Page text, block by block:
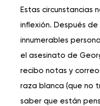
Estas circunstancias
inflexión. Después
innumerables
el asesinato de
recibo notas y
raza blanca (que no
saber que están